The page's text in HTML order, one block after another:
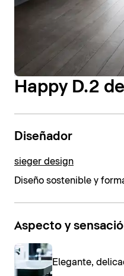
Happy D.2
Diseñador
sieger design
Diseño sostenible y
Aspecto y
Elegante,